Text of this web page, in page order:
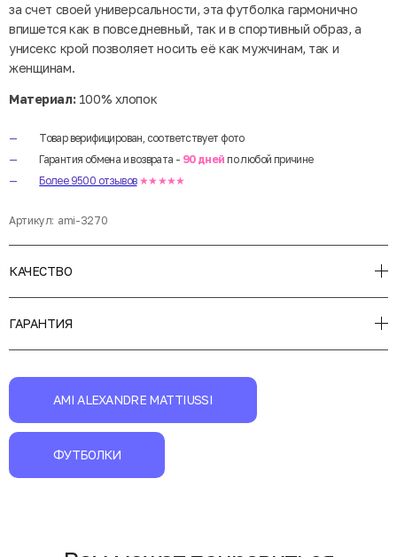
за счет своей универсальности, эта футболка гармонично
впишется как в повседневный, так и в спортивный образ, а
унисекс крой позволяет носить её как мужчинам, так и
женщинам.
Материал:100% хлопок
Товар верифицирован, соответствует фото
Гарантия обмена и возврата - 90 дней по любой причине
Более 9500 отзывов ★★★★★
Артикул: ami-3270
КАЧЕСТВО
ГАРАНТИЯ
AMI ALEXANDRE MATTIUSSI
ФУТБОЛКИ